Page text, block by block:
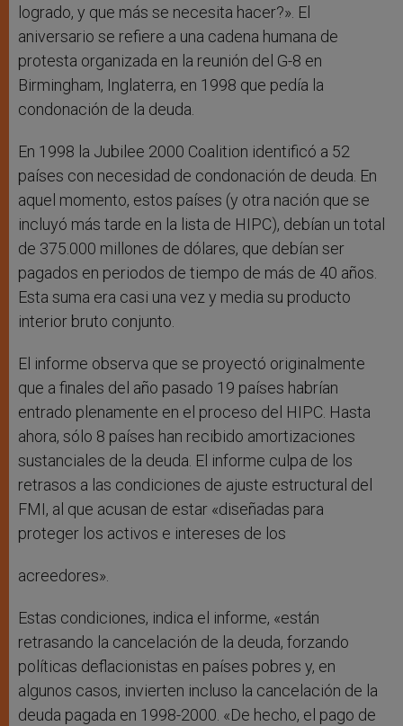
logrado, y que más se necesita hacer?». El
aniversario se refiere a una cadena humana de
protesta organizada en la reunión del G-8 en
Birmingham, Inglaterra, en 1998 que pedía la
condonación de la deuda.
En 1998 la Jubilee 2000 Coalition identificó a 52
países con necesidad de condonación de deuda. En
aquel momento, estos países (y otra nación que se
incluyó más tarde en la lista de HIPC), debían un total
de 375.000 millones de dólares, que debían ser
pagados en periodos de tiempo de más de 40 años.
Esta suma era casi una vez y media su producto
interior bruto conjunto.
El informe observa que se proyectó originalmente
que a finales del año pasado 19 países habrían
entrado plenamente en el proceso del HIPC. Hasta
ahora, sólo 8 países han recibido amortizaciones
sustanciales de la deuda. El informe culpa de los
retrasos a las condiciones de ajuste estructural del
FMI, al que acusan de estar «diseñadas para
proteger los activos e intereses de los
acreedores».
Estas condiciones, indica el informe, «están
retrasando la cancelación de la deuda, forzando
políticas deflacionistas en países pobres y, en
algunos casos, invierten incluso la cancelación de la
deuda pagada en 1998-2000. «De hecho, el pago de